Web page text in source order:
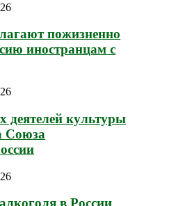
пожизненно
иностранцам с
деятелей культуры
Союза
в России